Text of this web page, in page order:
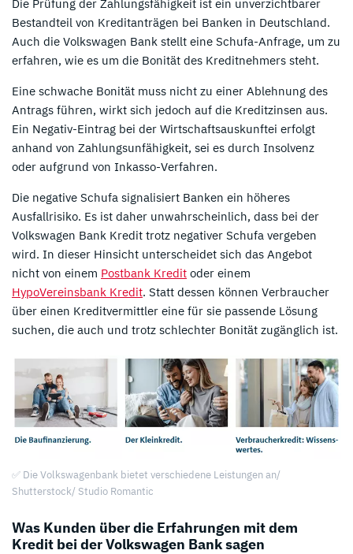
Die Prüfung der Zahlungsfähigkeit ist ein unverzichtbarer
Bestandteil von Kreditanträgen bei Banken in Deutschland.
Auch die Volkswagen Bank stellt eine Schufa-Anfrage, um zu
erfahren, wie es um die Bonität des Kreditnehmers steht.
Eine schwache Bonität muss nicht zu einer Ablehnung des
Antrags führen, wirkt sich jedoch auf die Kreditzinsen aus.
Ein Negativ-Eintrag bei der Wirtschaftsauskunftei erfolgt
anhand von Zahlungsunfähigkeit, sei es durch Insolvenz
oder aufgrund von Inkasso-Verfahren.
Die negative Schufa signalisiert Banken ein höheres
Ausfallrisiko. Es ist daher unwahrscheinlich, dass bei der
Volkswagen Bank Kredit trotz negativer Schufa vergeben
wird. In dieser Hinsicht unterscheidet sich das Angebot
nicht von einem Postbank Kredit oder einem
HypoVereinsbank Kredit. Statt dessen können Verbraucher
über einen Kreditvermittler eine für sie passende Lösung
suchen, die auch und trotz schlechter Bonität zugänglich ist.
✅ Die Volkswagenbank bietet verschiedene Leistungen an/
Shutterstock/ Studio Romantic
Was Kunden über die Erfahrungen mit dem
Kredit bei der Volkswagen Bank sagen